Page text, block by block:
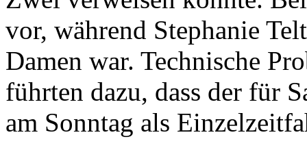
vor, während Stephanie
Damen war. Technische
führten dazu, dass der für
am Sonntag als